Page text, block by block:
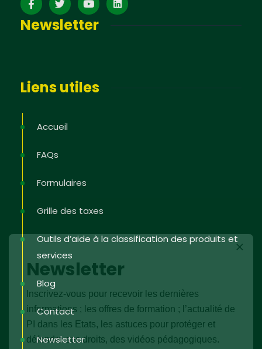
Newsletter
Liens utiles
Accueil
FAQs
Formulaires
Grille des taxes
Outils d’aide à la classification des produits et
services
Blog
Contact
Newsletter
Newsletter
Inscrivez-vous pour recevoir les dernières
informations ; les offres de formation ; l’actualité de
PI dans les Etats, les astuces pour protéger et
défendre ses droits, des vidéos pédagogiques.